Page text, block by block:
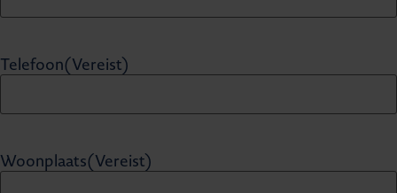
Telefoon(Vereist)
Woonplaats(Vereist)